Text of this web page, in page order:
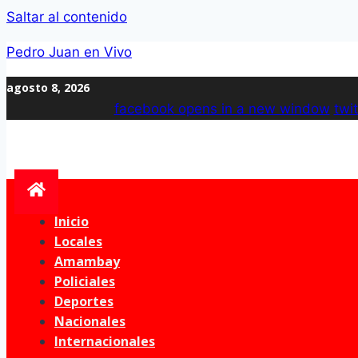
Saltar al contenido
Pedro Juan en Vivo
agosto 8, 2026
facebookopens in a new window
Inicio
Locales
Amambay
Policiales
Deportes
Nacionales
Internacionales